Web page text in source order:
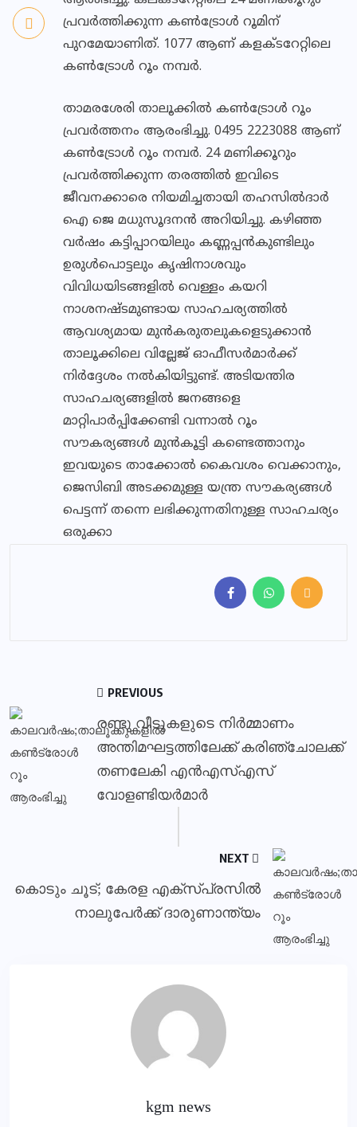
പ്രവർത്തിക്കുന്ന കൺട്രോൾ റൂമിന്
പുറമേയാണിത്. 1077 ആണ് കളക്ടറേറ്റിലെ
കൺട്രോൾ റൂം നമ്പർ.
താമരശേരി താലൂക്കില്‍ കണ്‍ട്രോള്‍ റൂം
പ്രവര്‍ത്തനം ആരംഭിച്ചു. 0495 2223088 ആണ്
കണ്‍ട്രോള്‍ റൂം നമ്പര്‍. 24 മണിക്കൂറും
പ്രവര്‍ത്തിക്കുന്ന തരത്തില്‍ ഇവിടെ
ജീവനക്കാരെ നിയമിച്ചതായി തഹസില്‍ദാര്‍
ഐ ജെ മധുസൂദനന്‍ അറിയിച്ചു. കഴിഞ്ഞ
വര്‍ഷം കട്ടിപ്പാറയിലും കണ്ണപ്പന്‍കുണ്ടിലും
ഉരുള്‍പൊട്ടലും കൃഷിനാശവും
വിവിധയിടങ്ങളില്‍ വെള്ളം കയറി
നാശനഷ്ടമുണ്ടായ സാഹചര്യത്തില്‍
ആവശ്യമായ മുന്‍കരുതലുകളെടുക്കാന്‍
താലൂക്കിലെ വില്ലേജ് ഓഫീസര്‍മാര്‍ക്ക്
നിര്‍ദ്ദേശം നല്‍കിയിട്ടുണ്ട്. അടിയന്തിര
സാഹചര്യങ്ങളില്‍ ജനങ്ങളെ
മാറ്റിപാര്‍പ്പിക്കേണ്ടി വന്നാല്‍ റൂം
സൗകര്യങ്ങള്‍ മുന്‍കൂട്ടി കണ്ടെത്താനും
ഇവയുടെ താക്കോല്‍ കൈവശം വെക്കാനും,
ജെസിബി അടക്കമുള്ള യന്ത്ര സൗകര്യങ്ങള്‍
പെട്ടന്ന് തന്നെ ലഭിക്കുന്നതിനുള്ള സാഹചര്യം
ഒരുക്കാ
PREVIOUS
രണ്ടു വീടുകളുടെ നിര്‍മ്മാണം
അന്തിമഘട്ടത്തിലേക്ക് കരിഞ്ചോലക്ക്
തണലേകി എന്‍എസ്എസ്
വോളണ്ടിയര്‍മാര്‍
NEXT
കൊടും ചൂട്; കേരള എക്‌സ്പ്രസില്‍
നാലുപേര്‍ക്ക് ദാരുണാന്ത്യം
kgm news